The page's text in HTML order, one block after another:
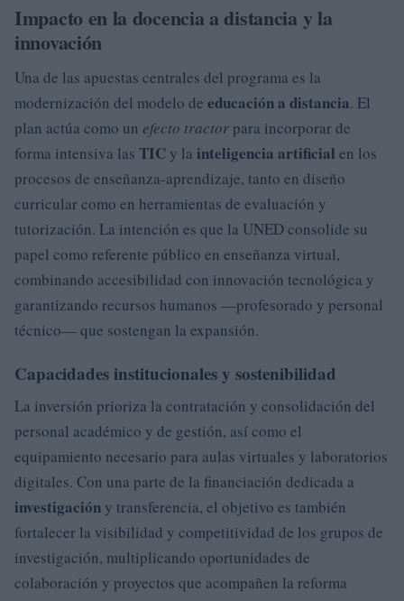
Impacto en la docencia a distancia y la
innovación
Una de las apuestas centrales del programa es la
modernización del modelo de educación a distancia. El
plan actúa como un efecto tractor para incorporar de
forma intensiva las TIC y la inteligencia artificial en los
procesos de enseñanza-aprendizaje, tanto en diseño
curricular como en herramientas de evaluación y
tutorización. La intención es que la UNED consolide su
papel como referente público en enseñanza virtual,
combinando accesibilidad con innovación tecnológica y
garantizando recursos humanos —profesorado y personal
técnico— que sostengan la expansión.
Capacidades institucionales y sostenibilidad
La inversión prioriza la contratación y consolidación del
personal académico y de gestión, así como el
equipamiento necesario para aulas virtuales y laboratorios
digitales. Con una parte de la financiación dedicada a
investigación y transferencia, el objetivo es también
fortalecer la visibilidad y competitividad de los grupos de
investigación, multiplicando oportunidades de
colaboración y proyectos que acompañen la reforma